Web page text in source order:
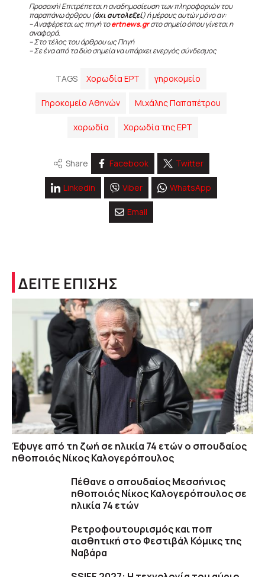
Προσοχή! Επιτρέπεται η αναδημοσίευση των πληροφοριών του
παραπάνω άρθρου (όχι αυτολεξεί) ή μέρους αυτών μόνο αν:
– Αναφέρεται ως πηγή τοertnews.grστο σημείο όπου γίνεται η
αναφορά.
– Στο τέλος του άρθρου ως Πηγή
– Σε ένα από τα δύο σημεία να υπάρχει ενεργός σύνδεσμος
TAGS Xορωδία ΕΡΤ γηροκομείο
Γηροκομείο Αθηνών Μιχάλης Παπαπέτρου
χορωδία Χορωδία της ΕΡΤ
Share Facebook Twitter
Linkedin Viber WhatsApp
Email
ΔΕΙΤΕ ΕΠΙΣΗΣ
Έφυγε από τη ζωή σε ηλικία 74 ετών ο σπουδαίος
ηθοποιός Νίκος Καλογερόπουλος
Πέθανε ο σπουδαίος Μεσσήνιος
ηθοποιός Νίκος Καλογερόπουλος σε
ηλικία 74 ετών
Ρετροφουτουρισμός και ποπ
αισθητική στο Φεστιβάλ Κόμικς της
Ναβάρα